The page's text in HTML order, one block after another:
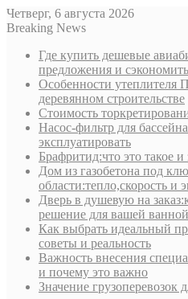
Четверг, 6 августа 2026
Breaking News
Где купить дешевые
предложения и
Особенности утеплителя
деревянном строительстве
Стоимость
Насос-фильтр для
эксплуатировать
Брафритид:что это такое
Дом из газобетона под
области:тепло,скорость и
Дверь в душевую на
решение для вашей ванной
Как выбрать идеальный
советы и реальность
Важность внесения
и почему это важно
Значение грузоперевозок